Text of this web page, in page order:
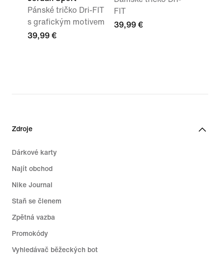
Pánské tričko Dri-FIT
s grafickým motivem
39,99 €
FIT
39,99 €
Zdroje
Dárkové karty
Najít obchod
Nike Journal
Staň se členem
Zpětná vazba
Promokódy
Vyhledávač běžeckých bot